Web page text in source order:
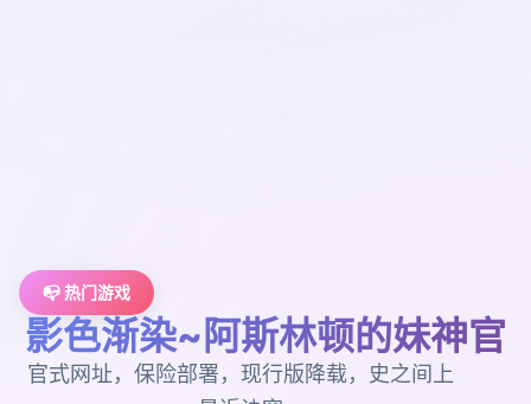
📭 热门游戏
影色渐染~阿斯林顿的妹神官
官式网址，保险部署，现行版降载，史之间上